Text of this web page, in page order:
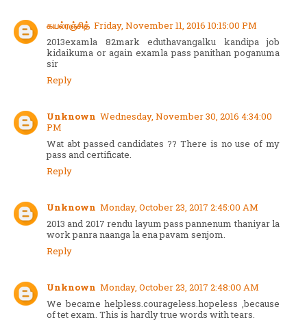
கயல்ரஞ்சித் Friday, November 11, 2016 10:15:00 PM
2013examla 82mark eduthavangalku kandipa job
kidaikuma or again examla pass panithan poganuma
sir
Reply
Unknown Wednesday, November 30, 2016 4:34:00
PM
Wat abt passed candidates ?? There is no use of my
pass and certificate.
Reply
Unknown Monday, October 23, 2017 2:45:00 AM
2013 and 2017 rendu layum pass pannenum thaniyar la
work panra naanga la ena pavam senjom.
Reply
Unknown Monday, October 23, 2017 2:48:00 AM
We became helpless.courageless.hopeless ,because
of tet exam. This is hardly true words with tears.